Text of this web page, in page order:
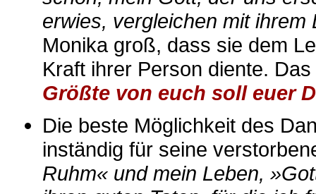
erwies, vergleichen mit ihrem
Monika groß, dass sie dem
Kraft ihrer Person diente.
Größte von euch soll euer
Die beste Möglichkeit des
inständig für seine
Ruhm« und mein Leben,